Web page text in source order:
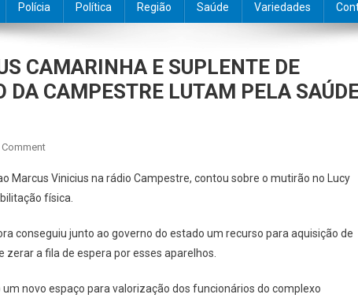
Polícia Política Região Saúde Variedades
CAMARINHA E SUPLENTE DE
DA CAMPESTRE LUTAM PELA
On
ESTADUAL
VINICIUS
E
SUPLENTE
DEPUTADO
Marcus Vinicius na rádio Campestre, contou sobre o mutirão no Lucy
física.
conseguiu junto ao governo do estado um recurso para aquisição de
a fila de espera por esses aparelhos.
novo espaço para valorização dos funcionários do complexo